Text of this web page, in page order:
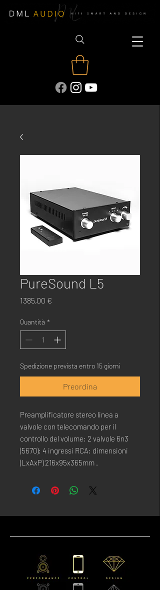
PureSound L5
1385,00 €
Quantità *
Spedizione prevista entro 15 giorni
Preordina
Preamplificatore stereo linea a
valvole con telecomando per il
controllo del volume; 2 valvole 6n3
(5670); 4 ingressi RCA; dimensioni
(LxAxP) 216x95x365mm .